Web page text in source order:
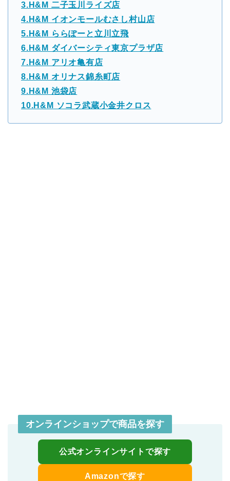
3.H&M 二子玉川ライズ店
4.H&M イオンモールむさし村山店
5.H&M ららぽーと立川立飛
6.H&M ダイバーシティ東京プラザ店
7.H&M アリオ亀有店
8.H&M オリナス錦糸町店
9.H&M 池袋店
10.H&M ソコラ武蔵小金井クロス
オンラインショップで商品を探す
公式オンラインサイトで探す
Amazonで探す